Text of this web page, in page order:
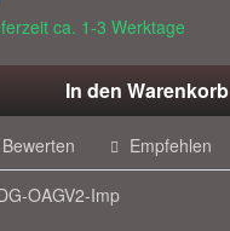
ca. 1-3 Werktage
In den Warenkorb
Bewerten Empfehlen
OAGV2-Imp